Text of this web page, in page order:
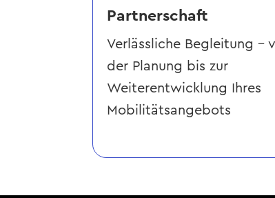
Partnerschaft
Verlässliche Begleitung –
der Planung bis zur
Weiterentwicklung Ihres
Mobilitätsangebots